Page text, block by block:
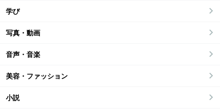
学び
写真・動画
音声・音楽
美容・ファッション
小説